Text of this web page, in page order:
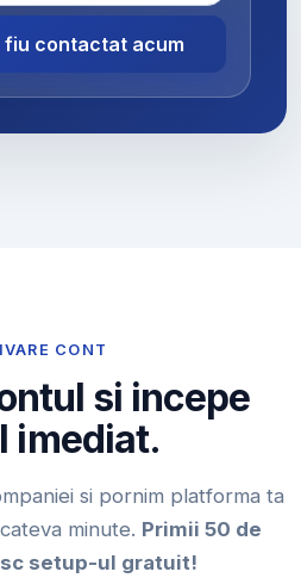
fiu contactat acum
CONT
si incepe
imediat.
si pornim platforma ta
minute. Primii 50 de
setup-ul gratuit!